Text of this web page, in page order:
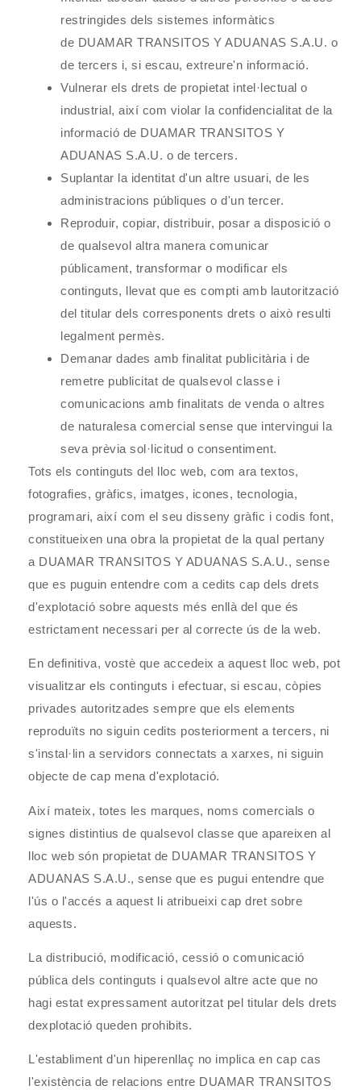
restringides dels sistemes informàtics
de DUAMAR TRANSITOS Y ADUANAS S.A.U. o
de tercers i, si escau, extreure'n informació.
Vulnerar els drets de propietat intel·lectual o
industrial, així com violar la confidencialitat de la
informació de DUAMAR TRANSITOS Y
ADUANAS S.A.U. o de tercers.
Suplantar la identitat d'un altre usuari, de les
administracions públiques o d'un tercer.
Reproduir, copiar, distribuir, posar a disposició o
de qualsevol altra manera comunicar
públicament, transformar o modificar els
continguts, llevat que es compti amb lautorització
del titular dels corresponents drets o això resulti
legalment permès.
Demanar dades amb finalitat publicitària i de
remetre publicitat de qualsevol classe i
comunicacions amb finalitats de venda o altres
de naturalesa comercial sense que intervingui la
seva prèvia sol·licitud o consentiment.
Tots els continguts del lloc web, com ara textos,
fotografies, gràfics, imatges, icones, tecnologia,
programari, així com el seu disseny gràfic i codis font,
constitueixen una obra la propietat de la qual pertany
a DUAMAR TRANSITOS Y ADUANAS S.A.U., sense
que es puguin entendre com a cedits cap dels drets
d'explotació sobre aquests més enllà del que és
estrictament necessari per al correcte ús de la web.
En definitiva, vostè que accedeix a aquest lloc web, pot
visualitzar els continguts i efectuar, si escau, còpies
privades autoritzades sempre que els elements
reproduïts no siguin cedits posteriorment a tercers, ni
s'instal·lin a servidors connectats a xarxes, ni siguin
objecte de cap mena d'explotació.
Així mateix, totes les marques, noms comercials o
signes distintius de qualsevol classe que apareixen al
lloc web són propietat de DUAMAR TRANSITOS Y
ADUANAS S.A.U., sense que es pugui entendre que
l'ús o l'accés a aquest li atribueixi cap dret sobre
aquests.
La distribució, modificació, cessió o comunicació
pública dels continguts i qualsevol altre acte que no
hagi estat expressament autoritzat pel titular dels drets
dexplotació queden prohibits.
L'establiment d'un hiperenllaç no implica en cap cas
l'existència de relacions entre DUAMAR TRANSITOS